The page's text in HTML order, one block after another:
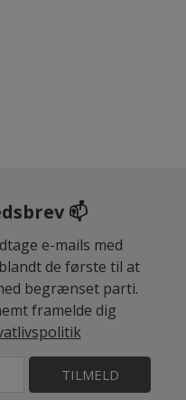
📫
e-mails med
de første til at
begrænset parti.
framelde dig
TILMELD